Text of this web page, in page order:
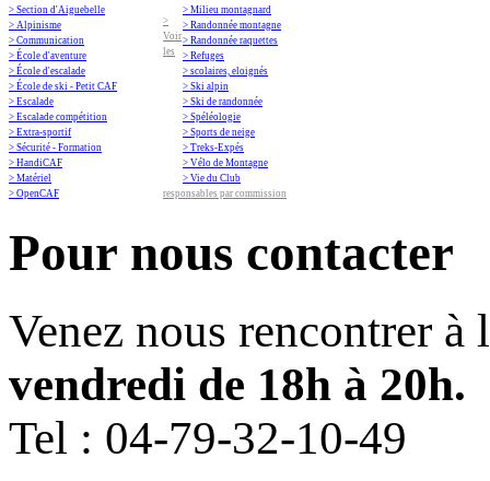
> Section d'Aiguebelle
> Alpinisme
> Communication
> École d'aventure
> École d'escalade
> École de ski - Petit CAF
> Escalade
> Escalade compétition
> Extra-sportif
> Sécurité - Formation
> HandiCAF
> Matériel
> OpenCAF
> Milieu montagnard
> Randonnée montagne
> Randonnée raquettes
> Refuges
> scolaires, eloignés
> Ski alpin
> Ski de randonnée
> Spéléologie
> Sports de neige
> Treks-Expés
> Vélo de Montagne
> Vie du Club
>
Voir
les
responsables par commission
Pour nous contacter
Venez nous rencontrer à
vendredi de 18h à 20h.
Tel : 04-79-32-10-49